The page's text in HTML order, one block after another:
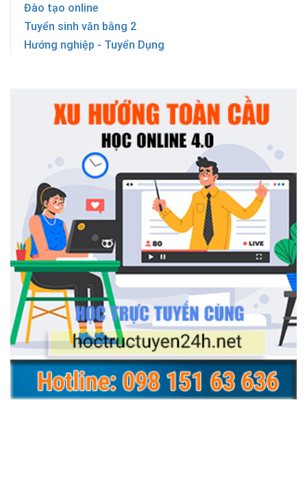
Đào tạo online
Tuyển sinh văn bằng 2
Hướng nghiệp - Tuyển Dụng